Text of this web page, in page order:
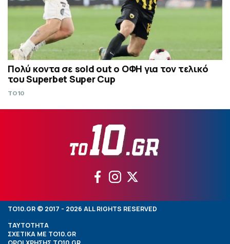
Πολύ κοντα σε sold out ο ΟΦΗ για τον τελικό
του Superbet Super Cup
TO10
TO10.GR © 2017 - 2026 ALL RIGHTS RESERVED
ΤΑΥΤΟΤΗΤΑ
ΣΧΕΤΙΚΑ ΜΕ TO10.GR